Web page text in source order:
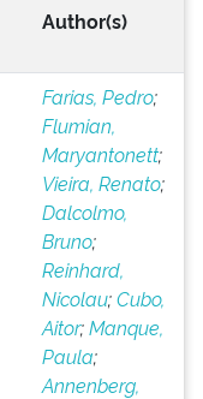
Author(s)
Farias, Pedro;
Flumian,
Maryantonett;
Vieira, Renato;
Dalcolmo,
Bruno;
Reinhard,
Nicolau;Cubo,
Aitor;Manque,
Paula;
Annenberg,